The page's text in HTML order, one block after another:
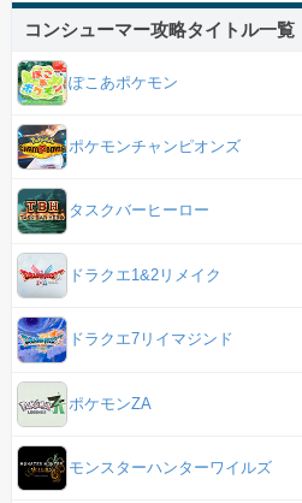
コンシューマー攻略タイトル一覧
ぽこあポケモン
ポケモンチャンピオンズ
タスクバーヒーロー
ドラクエ1&2リメイク
ドラクエ7リイマジンド
ポケモンZA
モンスターハンターワイルズ